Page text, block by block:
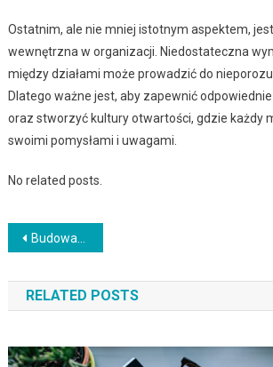
Ostatnim, ale nie mniej istotnym aspektem, jest
wewnętrzna w organizacji. Niedostateczna
między działami może prowadzić do
Dlatego ważne jest, aby zapewnić
oraz stworzyć kultury otwartości, gdzie każdy
swoimi pomysłami i uwagami.
No related posts.
Nawigacja
wpisu
Budowanie efektywnego zespołu sprzedażowego
RELATED POSTS